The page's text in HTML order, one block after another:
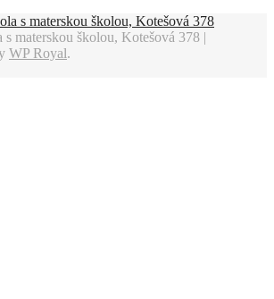
s materskou školou, Kotešová 378 |
WP Royal.